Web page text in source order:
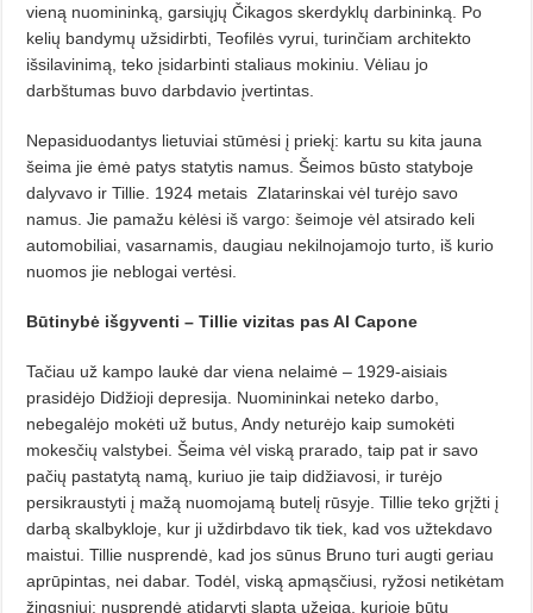
vieną nuomininką, garsiųjų Čikagos skerdyklų darbininką. Po
kelių bandymų užsidirbti, Teofilės vyrui, turinčiam architekto
išsilavinimą, teko įsidarbinti staliaus mokiniu. Vėliau jo
darbštumas buvo darbdavio įvertintas.
Nepasiduodantys lietuviai stūmėsi į priekį: kartu su kita jauna
šeima jie ėmė patys statytis namus. Šeimos būsto statyboje
dalyvavo ir Tillie. 1924 metais Zlatarinskai vėl turėjo savo
namus. Jie pamažu kėlėsi iš vargo: šeimoje vėl atsirado keli
automobiliai, vasarnamis, daugiau nekilnojamojo turto, iš kurio
nuomos jie neblogai vertėsi.
Būtinybė išgyventi –Tillie vizitas pas Al Capone
Tačiau už kampo laukė dar viena nelaimė – 1929-aisiais
prasidėjo Didžioji depresija. Nuomininkai neteko darbo,
nebegalėjo mokėti už butus, Andy neturėjo kaip sumokėti
mokesčių valstybei. Šeima vėl viską prarado, taip pat ir savo
pačių pastatytą namą, kuriuo jie taip didžiavosi, ir turėjo
persikraustyti į mažą nuomojamą butelį rūsyje. Tillie teko grįžti į
darbą skalbykloje, kur ji uždirbdavo tik tiek, kad vos užtekdavo
maistui. Tillie nusprendė, kad jos sūnus Bruno turi augti geriau
aprūpintas, nei dabar. Todėl, viską apmąsčiusi, ryžosi netikėtam
žingsniui: nusprendė atidaryti slaptą užeigą, kurioje būtų